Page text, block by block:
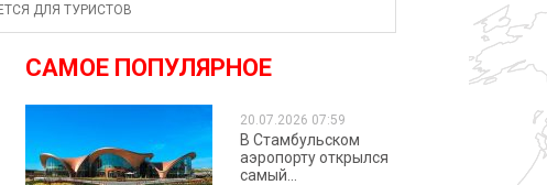
ДЛЯ ТУРИСТОВ
САМОЕ ПОПУЛЯРНОЕ
20.07.2026 07:59
В Стамбульском
аэропорту открылся
самый...